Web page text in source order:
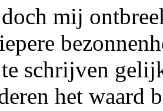
mij
schrijven
het waard